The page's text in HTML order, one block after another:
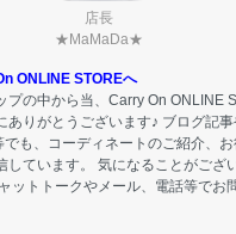
店長
★MaMaDa★
ONLINE STOREへ
プの中から当、Carry On ONLINE
ありがとうございます♪ ブログ記
でも、コーディネートのご紹介、
しています。 気になることがござ
ットトークやメール、電話等でお